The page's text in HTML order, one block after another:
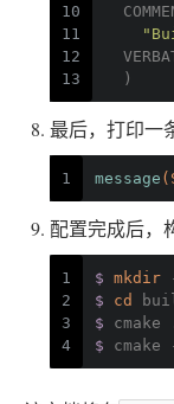
10
11
12
13
  )
最后，打印一
1 message
配置完成后，
1
2
3
4
$ mkdir
$ cd
$ cmake
$